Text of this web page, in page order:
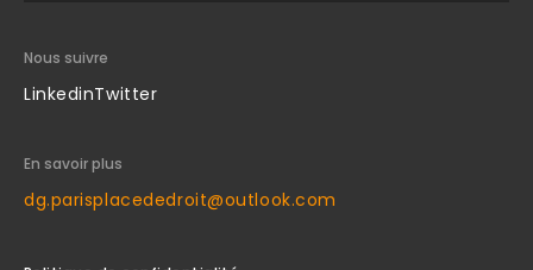
Nous suivre
LinkedinTwitter
En savoir plus
dg.parisplacededroit@outlook.com